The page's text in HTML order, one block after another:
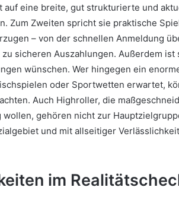
auf eine breite, gut strukturierte und
Zum Zweiten spricht sie praktische
– von der schnellen Anmeldung
sicheren Auszahlungen. Außerdem ist
wünschen. Wer hingegen ein
oder Sportwetten erwartet,
Auch Highroller, die
gehören nicht zur
und mit allseitiger
im